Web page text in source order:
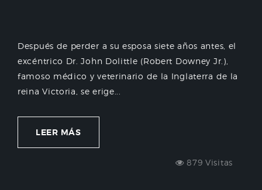
Después de perder a su esposa siete años antes, el
excéntrico Dr. John Dolittle (Robert Downey Jr.),
famoso médico y veterinario de la Inglaterra de la
reina Victoria, se erige...
LEER MÁS
879 Visitas